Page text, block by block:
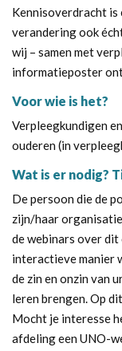
Kennisoverdracht is
verandering ook
wij – samen met
informatieposter
Voor wie is het?
Verpleegkundigen
ouderen (in
Wat is er nodig?
De persoon die de
zijn/haar
de webinars over dit
interactieve manier
de zin en onzin van
leren brengen. Op
Mocht je interesse
afdeling een UNO-